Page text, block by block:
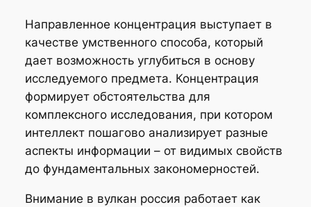
Направленное концентрация выступает в
качестве умственного способа, который
дает возможность углубиться в основу
исследуемого предмета. Концентрация
формирует обстоятельства для
комплексного исследования, при котором
интеллект пошагово анализирует разные
аспекты информации – от видимых свойств
до фундаментальных закономерностей.
Внимание в вулкан россия работает как